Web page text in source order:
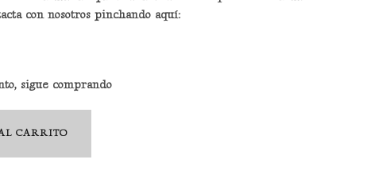
con nosotros pinchando aquí:
sigue comprando
CARRITO